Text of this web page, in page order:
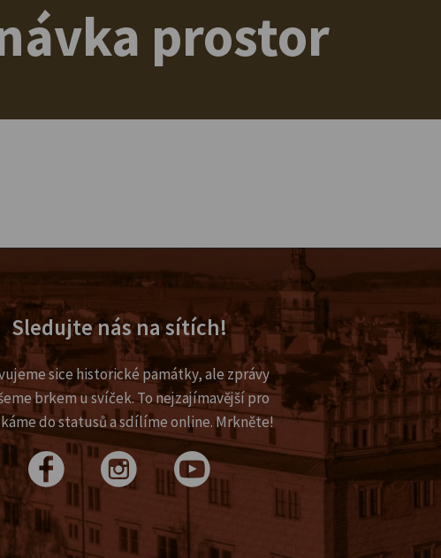
prostor
Sledujte nás na sítích!
sice historické památky, ale zprávy
brkem u svíček. To nejzajímavější pro
do statusů a sdílíme online. Mrkněte!